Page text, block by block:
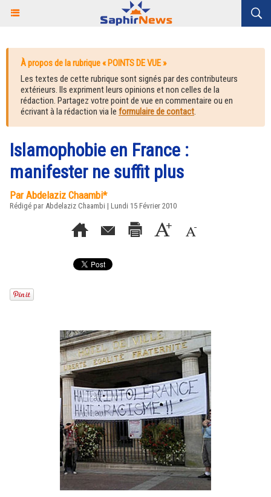
À propos de la rubrique « POINTS DE VUE »
Les textes de cette rubrique sont signés par des contributeurs
extérieurs. Ils expriment leurs opinions et non celles de la
rédaction. Partagez votre point de vue en commentaire ou en
écrivant à la rédaction via le formulaire de contact.
Islamophobie en France :
manifester ne suffit plus
Par Abdelaziz Chaambi*
Rédigé par Abdelaziz Chaambi | Lundi 15 Février 2010